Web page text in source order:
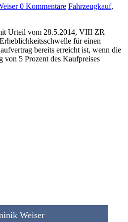
0 Kommentare Fahrzeugkauf,
Urteil vom 28.5.2014, VIII ZR
für einen
bereits erreicht ist, wenn die
von 5 Prozent des Kaufpreises
Weiser